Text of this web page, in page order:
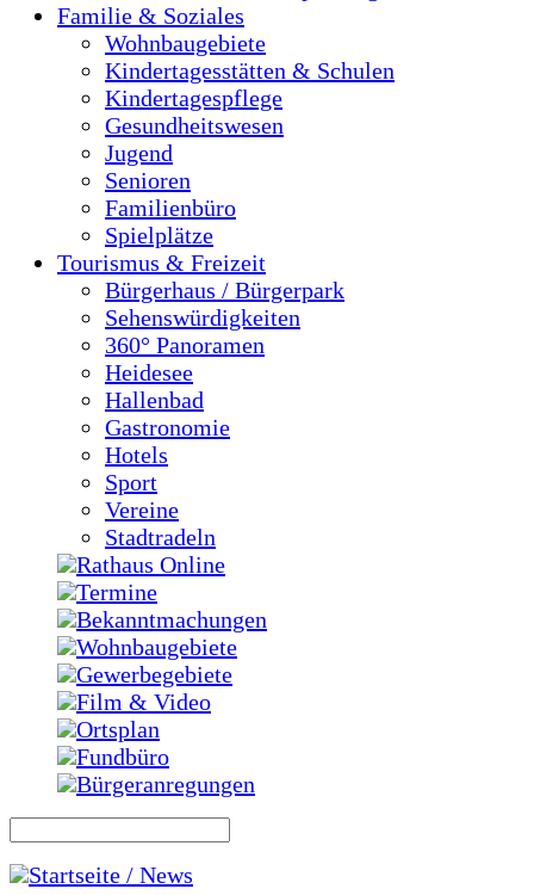
Familie & Soziales
Wohnbaugebiete
Kindertagesstätten & Schulen
Kindertagespflege
Gesundheitswesen
Jugend
Senioren
Familienbüro
Spielplätze
Tourismus & Freizeit
Bürgerhaus / Bürgerpark
Sehenswürdigkeiten
360° Panoramen
Heidesee
Hallenbad
Gastronomie
Hotels
Sport
Vereine
Stadtradeln
Rathaus Online
Termine
Bekanntmachungen
Wohnbaugebiete
Gewerbegebiete
Film & Video
Ortsplan
Fundbüro
Bürgeranregungen
Startseite / News